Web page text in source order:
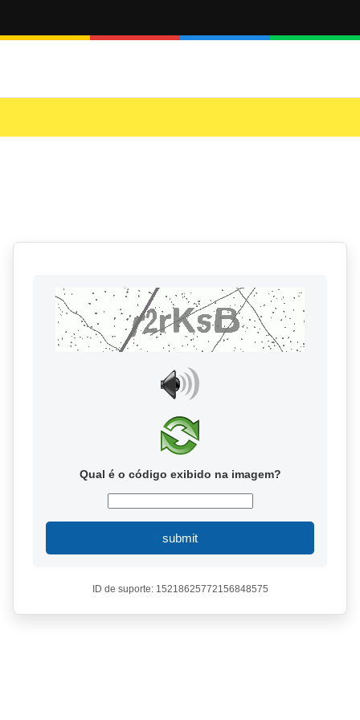
Qual é o código exibido na imagem?
submit
ID de suporte: 15218625772156848575